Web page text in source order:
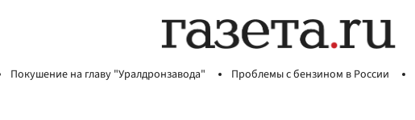
Покушение на главу "Уралдронзавода" Проблемы с бензином в России